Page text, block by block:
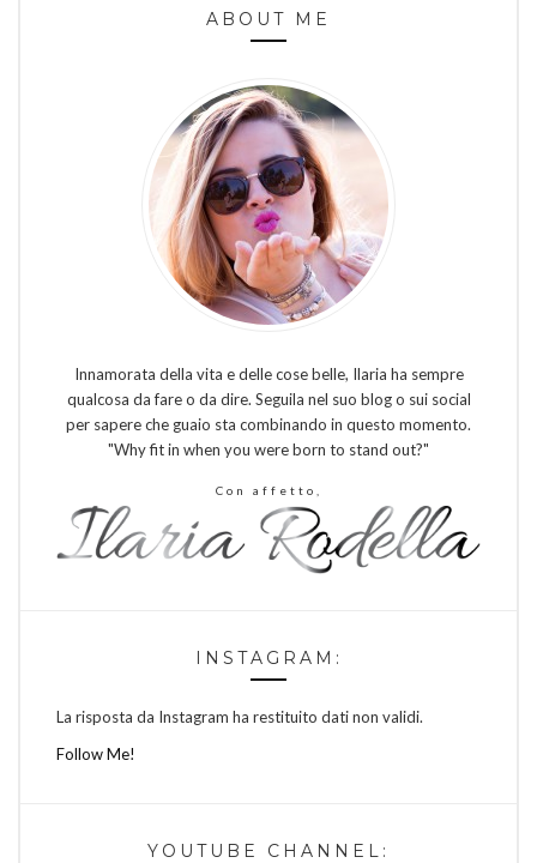
ABOUT ME
Innamorata della vita e delle cose belle, Ilaria ha sempre
qualcosa da fare o da dire. Seguila nel suo blog o sui social
per sapere che guaio sta combinando in questo momento.
"Why fit in when you were born to stand out?"
Con affetto,
INSTAGRAM:
La risposta da Instagram ha restituito dati non validi.
Follow Me!
YOUTUBE CHANNEL: